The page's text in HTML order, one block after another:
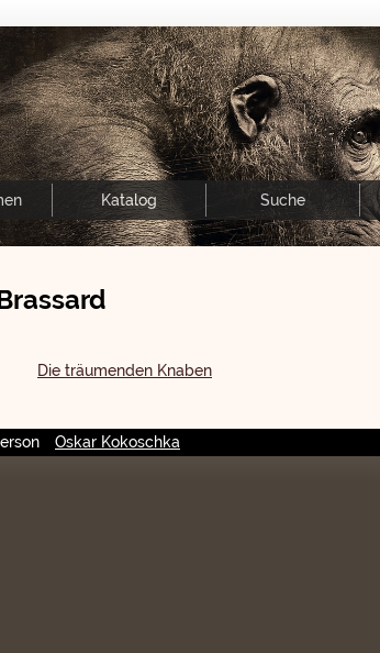
Katalog Suche
Die träumenden Knaben
Oskar Kokoschka